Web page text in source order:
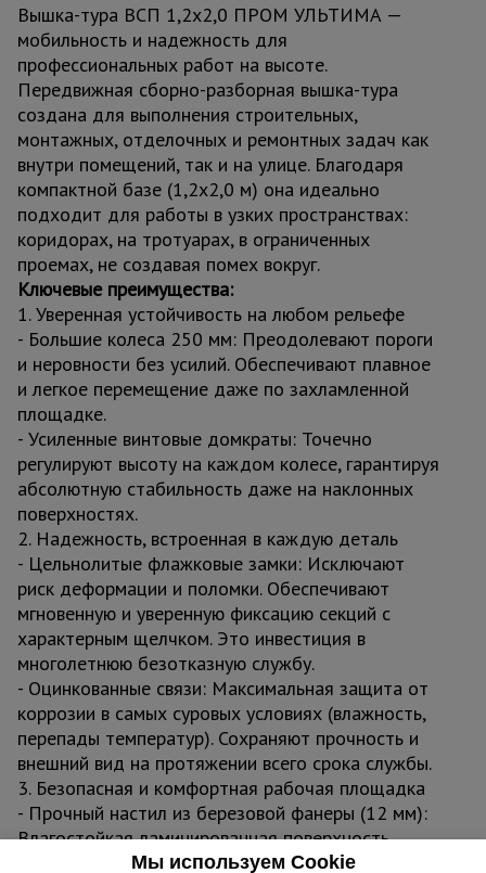
Вышка-тура ВСП 1,2x2,0 ПРОМ УЛЬТИМА —
мобильность и надежность для
профессиональных работ на высоте.
Передвижная сборно-разборная вышка-тура
создана для выполнения строительных,
монтажных, отделочных и ремонтных задач как
внутри помещений, так и на улице. Благодаря
компактной базе (1,2x2,0 м) она идеально
подходит для работы в узких пространствах:
коридорах, на тротуарах, в ограниченных
проемах, не создавая помех вокруг.
Ключевые преимущества:
1. Уверенная устойчивость на любом рельефе
- Большие колеса 250 мм: Преодолевают пороги
и неровности без усилий. Обеспечивают плавное
и легкое перемещение даже по захламленной
площадке.
- Усиленные винтовые домкраты: Точечно
регулируют высоту на каждом колесе, гарантируя
абсолютную стабильность даже на наклонных
поверхностях.
2. Надежность, встроенная в каждую деталь
- Цельнолитые флажковые замки: Исключают
риск деформации и поломки. Обеспечивают
мгновенную и уверенную фиксацию секций с
характерным щелчком. Это инвестиция в
многолетнюю безотказную службу.
- Оцинкованные связи: Максимальная защита от
коррозии в самых суровых условиях (влажность,
перепады температур). Сохраняют прочность и
внешний вид на протяжении всего срока службы.
3. Безопасная и комфортная рабочая площадка
- Прочный настил из березовой фанеры (12 мм):
Влагостойкая ламинированная поверхность
выдерживает высокие нагрузки и воздействие
Мы используем Cookie